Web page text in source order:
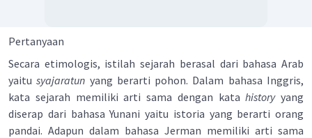
Pertanyaan
Secara etimologis, istilah sejarah berasal dari bahasa Arab
yaitusyajaratun yang berarti pohon. Dalam bahasa Inggris,
kata sejarah memiliki arti sama dengan katahistoryyang
diserap dari bahasa Yunani yaitu istoria yang berarti orang
pandai. Adapun dalam bahasa Jerman memiliki arti sama